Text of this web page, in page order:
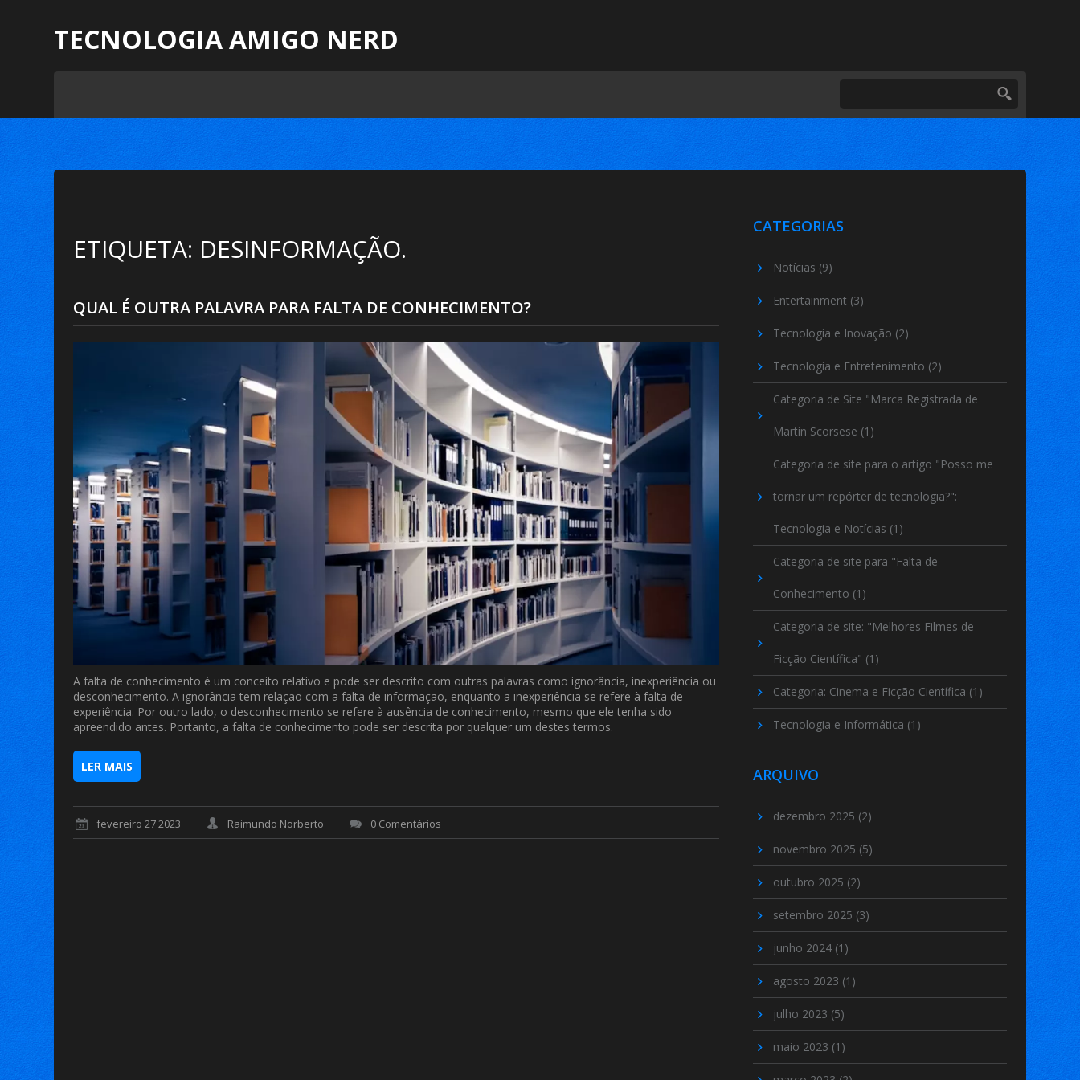
TECNOLOGIA AMIGO NERD
ETIQUETA: DESINFORMAÇÃO.
QUAL É OUTRA PALAVRA PARA FALTA DE CONHECIMENTO?
A falta de conhecimento é um conceito relativo e pode ser descrito com outras palavras como ignorância, inexperiência ou
desconhecimento. A ignorância tem relação com a falta de informação, enquanto a inexperiência se refere à falta de
experiência. Por outro lado, o desconhecimento se refere à ausência de conhecimento, mesmo que ele tenha sido
apreendido antes. Portanto, a falta de conhecimento pode ser descrita por qualquer um destes termos.
LER MAIS
fevereiro 27 2023 Raimundo Norberto 0 Comentários
CATEGORIAS
Notícias (9)
Entertainment (3)
Tecnologia e Inovação (2)
Tecnologia e Entretenimento (2)
Categoria de Site "Marca Registrada de
Martin Scorsese (1)
Categoria de site para o artigo "Posso me
tornar um repórter de tecnologia?":
Tecnologia e Notícias (1)
Categoria de site para "Falta de
Conhecimento (1)
Categoria de site: "Melhores Filmes de
Ficção Científica" (1)
Categoria: Cinema e Ficção Científica (1)
Tecnologia e Informática (1)
ARQUIVO
dezembro 2025 (2)
novembro 2025 (5)
outubro 2025 (2)
setembro 2025 (3)
junho 2024 (1)
agosto 2023 (1)
julho 2023 (5)
maio 2023 (1)